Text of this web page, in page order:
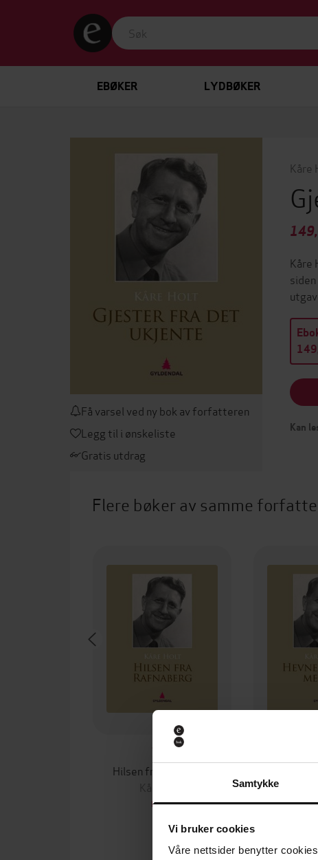
Samtykke
Vi bruker cookies
Våre nettsider benytter
EBØKER LYDBØKER
Få varsel ved ny bok av forfatteren
Legg til i ønskeliste
Gratis utdrag
Kåre
Kåre
Kan
Flere bøker av samme
Hilsen fra Rafnaberg
Kåre Holt
EBOK